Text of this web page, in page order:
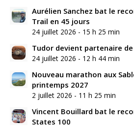
Aurélien Sanchez bat le
Trail en 45 jours
24 juillet 2026 - 15 h 25 min
Tudor devient partenaire de
24 juillet 2026 - 12 h 44 min
Nouveau marathon aux
printemps 2027
2 juillet 2026 - 11 h 25 min
Vincent Bouillard bat le
States 100